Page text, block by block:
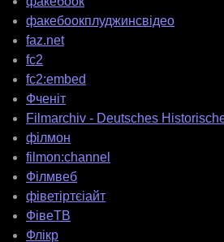
факебоокплуджинсвідео
faz.net
fc2
fc2:embed
Фченіт
Filmarchiv - Deutsches
філмон
filmon:channel
Філмвеб
фіветіртєіайт
ФівеТВ
Флікр